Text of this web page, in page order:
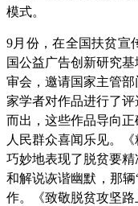
模式。
9月份，在全国扶贫宣
国公益广告创新研究
审会，邀请国家主管
家学者对作品进行了
而出，这些作品导向正
人民群众喜闻乐见。
巧妙地表现了脱贫要
和解说诙谐幽默，那
作。《致敬脱贫攻坚